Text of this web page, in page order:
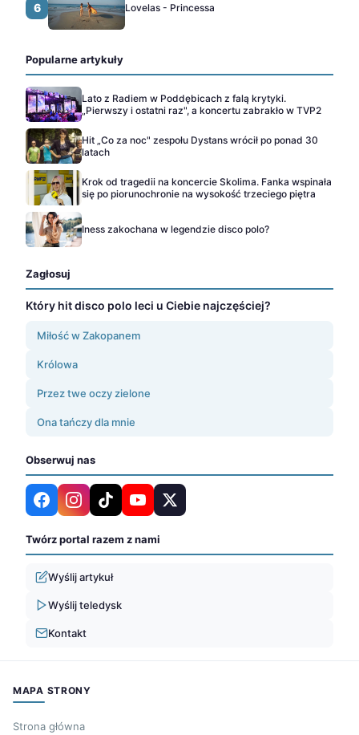
6 Lovelas - Princessa
Popularne artykuły
Lato z Radiem w Poddębicach z falą krytyki.
„Pierwszy i ostatni raz", a koncertu zabrakło w TVP2
Hit „Co za noc" zespołu Dystans wrócił po ponad 30
latach
Krok od tragedii na koncercie Skolima. Fanka wspinała
się po piorunochronie na wysokość trzeciego piętra
Iness zakochana w legendzie disco polo?
Zagłosuj
Który hit disco polo leci u Ciebie najczęściej?
Miłość w Zakopanem
Królowa
Przez twe oczy zielone
Ona tańczy dla mnie
Obserwuj nas
Twórz portal razem z nami
Wyślij artykuł
Wyślij teledysk
Kontakt
MAPA STRONY
Strona główna